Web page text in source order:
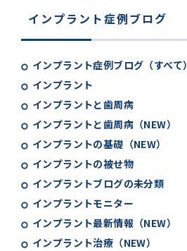
インプラント症例ブログ
インプラント症例ブログ（すべて）
インプラント
インプラントと歯周病
インプラントと歯周病（NEW）
インプラントの基礎（NEW）
インプラントの被せ物
インプラントブログの未分類
インプラントモニター
インプラント最新情報（NEW）
インプラント治療（NEW）